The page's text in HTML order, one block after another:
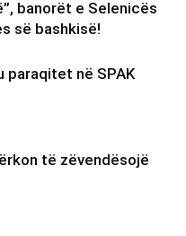
banorët e Selenicës
së bashkisë!
paraqitet në SPAK
të zëvendësojë